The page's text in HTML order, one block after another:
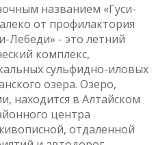
названием «Гуси-
от профилактория
Лебеди» - это летний
комплекс,
сульфидно-иловых
озера. Озеро,
находится в Алтайском
центра
отдаленной